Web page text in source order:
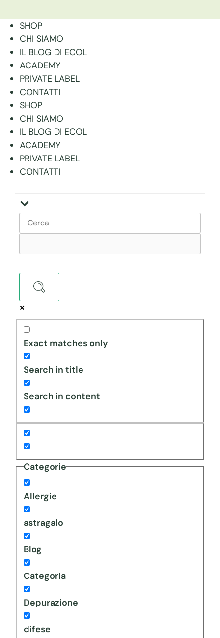
SHOP
CHI SIAMO
IL BLOG DI ECOL
ACADEMY
PRIVATE LABEL
CONTATTI
SHOP
CHI SIAMO
IL BLOG DI ECOL
ACADEMY
PRIVATE LABEL
CONTATTI
Exact matches only
Search in title
Search in content
Categorie
Allergie
astragalo
Blog
Categoria
Depurazione
difese